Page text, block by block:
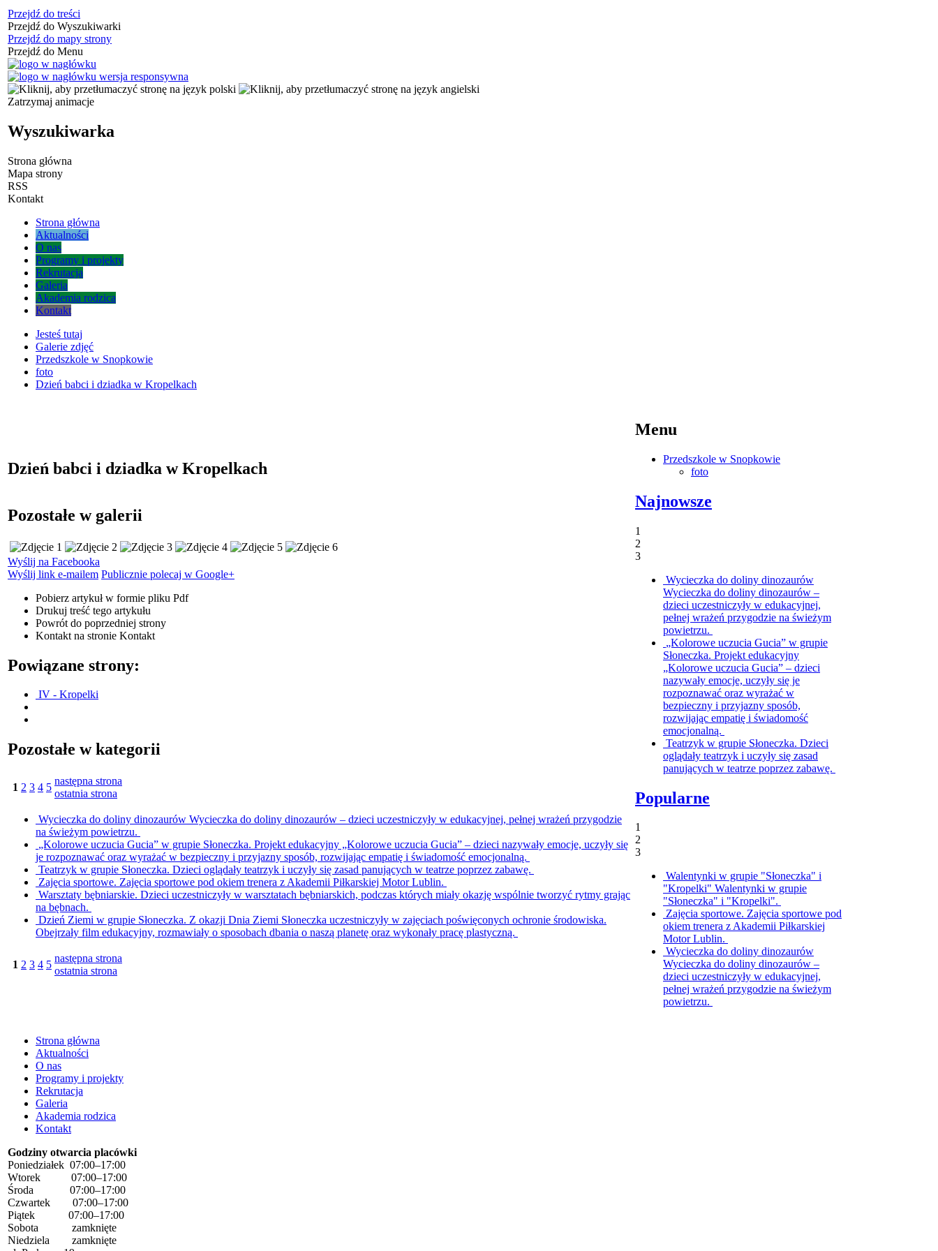
Przejdź do treści
Przejdź do Wyszukiwarki
Przejdź do mapy strony
Przejdź do Menu
Zatrzymaj animacje
Wyszukiwarka
Strona główna
Mapa strony
RSS
Kontakt
Strona główna
Aktualności
O nas
Programy i projekty
Rekrutacja
Galeria
Akademia rodzica
Kontakt
Jesteś tutaj
Galerie zdjęć
Przedszkole w Snopkowie
foto
Dzień babci i dziadka w Kropelkach
Dzień babci i dziadka w Kropelkach
Pozostałe w galerii
Wyślij na Facebooka
Wyślij link e-mailem Publicznie polecaj w Google+
Pobierz artykuł w formie pliku Pdf
Drukuj treść tego artykułu
Powrót do poprzedniej strony
Kontakt na stronie Kontakt
Powiązane strony:
IV - Kropelki
Pozostałe w kategorii
1 2 3 4 5
następna strona
ostatnia strona
Wycieczka do doliny dinozaurów Wycieczka do doliny dinozaurów – dzieci uczestniczyły w edukacyjnej, pełnej wrażeń przygodzie
na świeżym powietrzu.
„Kolorowe uczucia Gucia” w grupie Słoneczka. Projekt edukacyjny „Kolorowe uczucia Gucia” – dzieci nazywały emocje, uczyły się
je rozpoznawać oraz wyrażać w bezpieczny i przyjazny sposób, rozwijając empatię i świadomość emocjonalną.
Teatrzyk w grupie Słoneczka. Dzieci oglądały teatrzyk i uczyły się zasad panujących w teatrze poprzez zabawę.
Zajęcia sportowe. Zajęcia sportowe pod okiem trenera z Akademii Piłkarskiej Motor Lublin.
Warsztaty bębniarskie. Dzieci uczestniczyły w warsztatach bębniarskich, podczas których miały okazję wspólnie tworzyć rytmy grając
na bębnach.
Dzień Ziemi w grupie Słoneczka. Z okazji Dnia Ziemi Słoneczka uczestniczyły w zajęciach poświęconych ochronie środowiska.
Obejrzały film edukacyjny, rozmawiały o sposobach dbania o naszą planetę oraz wykonały pracę plastyczną.
1 2 3 4 5
następna strona
ostatnia strona
Menu
Przedszkole w Snopkowie
foto
Najnowsze
1
2
3
Wycieczka do doliny dinozaurów
Wycieczka do doliny dinozaurów –
dzieci uczestniczyły w edukacyjnej,
pełnej wrażeń przygodzie na świeżym
powietrzu.
„Kolorowe uczucia Gucia” w grupie
Słoneczka. Projekt edukacyjny
„Kolorowe uczucia Gucia” – dzieci
nazywały emocje, uczyły się je
rozpoznawać oraz wyrażać w
bezpieczny i przyjazny sposób,
rozwijając empatię i świadomość
emocjonalną.
Teatrzyk w grupie Słoneczka. Dzieci
oglądały teatrzyk i uczyły się zasad
panujących w teatrze poprzez zabawę.
Popularne
1
2
3
Walentynki w grupie "Słoneczka" i
"Kropelki" Walentynki w grupie
"Słoneczka" i "Kropelki".
Zajęcia sportowe. Zajęcia sportowe pod
okiem trenera z Akademii Piłkarskiej
Motor Lublin.
Wycieczka do doliny dinozaurów
Wycieczka do doliny dinozaurów –
dzieci uczestniczyły w edukacyjnej,
pełnej wrażeń przygodzie na świeżym
powietrzu.
Strona główna
Aktualności
O nas
Programy i projekty
Rekrutacja
Galeria
Akademia rodzica
Kontakt
Godziny otwarcia placówki
Poniedziałek 07:00–17:00
Wtorek 07:00–17:00
Środa 07:00–17:00
Czwartek 07:00–17:00
Piątek 07:00–17:00
Sobota zamknięte
Niedziela zamknięte